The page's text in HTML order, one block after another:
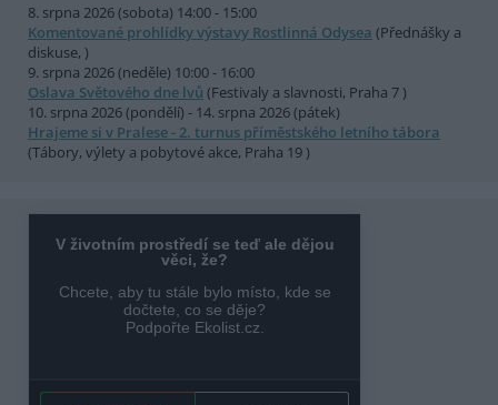
8. srpna 2026 (sobota) 14:00 - 15:00
Komentované prohlídky výstavy Rostlinná Odysea (Přednášky a
diskuse, )
9. srpna 2026 (neděle) 10:00 - 16:00
Oslava Světového dne lvů (Festivaly a slavnosti, Praha 7 )
10. srpna 2026 (pondělí) - 14. srpna 2026 (pátek)
Hrajeme si v Pralese - 2. turnus příměstského letního tábora
(Tábory, výlety a pobytové akce, Praha 19 )